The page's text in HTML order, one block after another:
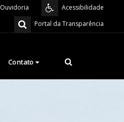
Acessibilidade
Ouvidoria
Portal da Transparência
Contato